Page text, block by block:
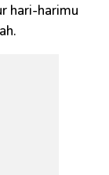
hari-harimu